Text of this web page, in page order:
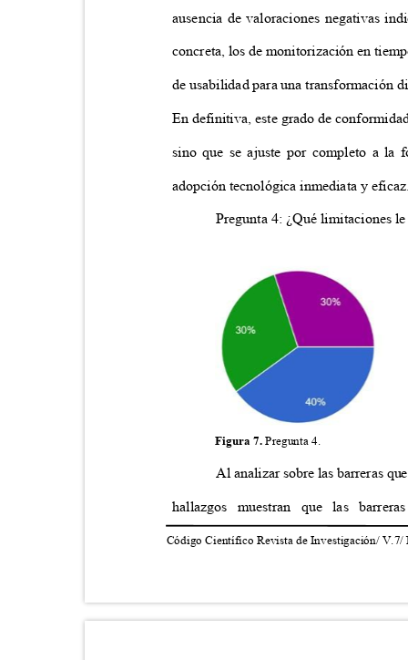
ausencia de valoraciones negativas
concreta, los de monitorización en
de usabilidad para una
En definitiva, este grado de
sino que se ajuste por completo a la
adopción tecnológica inmediata y
Pregunta 4: ¿Qué limitaciones
Figura 7.Pregunta 4.
Al analizar sobre las barreras
hallazgos muestran que las
Código Científico Revista de Investigación/